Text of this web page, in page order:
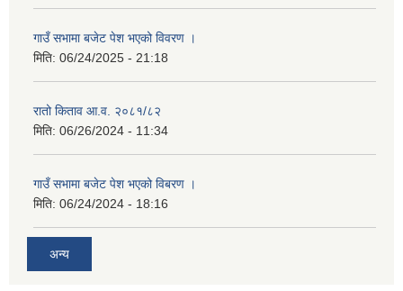
गाउँ सभामा बजेट पेश भएको विवरण ।
मिति: 06/24/2025 - 21:18
रातो किताव आ.व. २०८१/८२
मिति: 06/26/2024 - 11:34
गाउँ सभामा बजेट पेश भएको विबरण ।
मिति: 06/24/2024 - 18:16
अन्य